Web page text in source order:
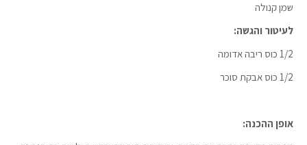
שמן קנולה
לעיטור והגשה:
1/2 כוס ריבה אדומה
1/2 כוס אבקת סוכר
אופן ההכנה: